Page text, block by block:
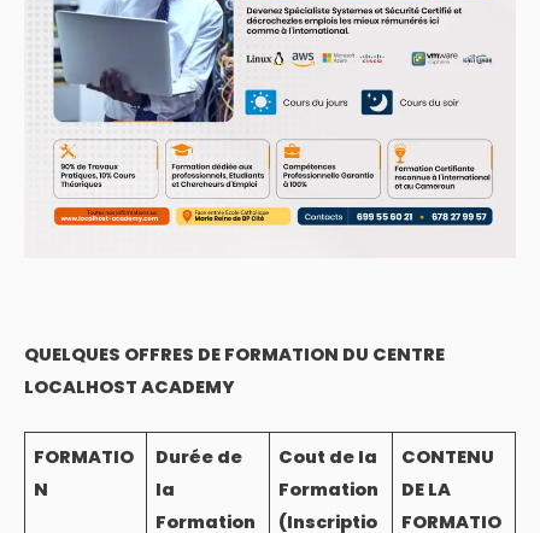
QUELQUES OFFRES DE FORMATION DU CENTRE
LOCALHOST ACADEMY
FORMATIO
N
Durée de
la
Formation
Cout de la
Formation
(Inscriptio
CONTENU
DE LA
FORMATIO